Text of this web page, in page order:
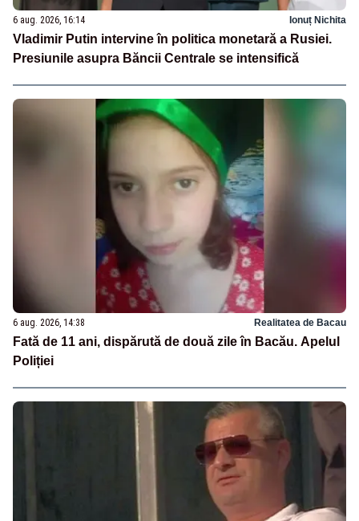
6 aug. 2026, 16:14 Ionuț Nichita
Vladimir Putin intervine în politica monetară a Rusiei.
Presiunile asupra Băncii Centrale se intensifică
6 aug. 2026, 14:38 Realitatea de Bacau
Fată de 11 ani, dispărută de două zile în Bacău. Apelul
Poliției